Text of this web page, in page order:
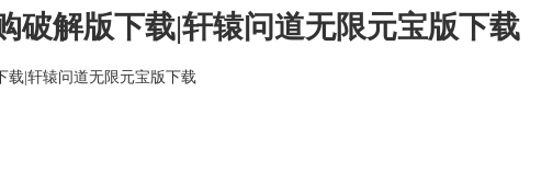
破解版下载|轩辕问道无限元宝版下载